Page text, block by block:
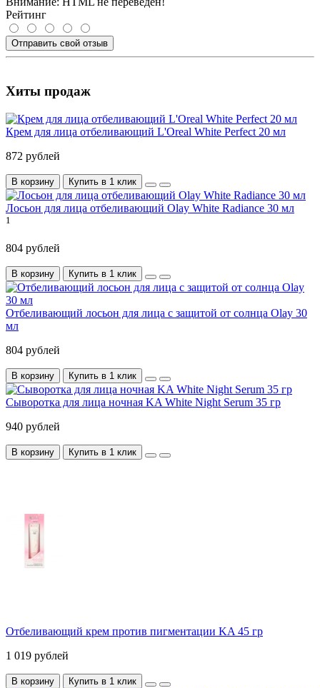
Рейтинг
Отправить свой отзыв
Хиты продаж
Крем для лица отбеливающий L'Oreal White Perfect 20 мл
872 рублей
В корзину Купить в 1 клик
Лосьон для лица отбеливающий Olay White Radiance 30 мл
1
804 рублей
В корзину Купить в 1 клик
Отбеливающий лосьон для лица с защитой от солнца Olay 30
мл
804 рублей
В корзину Купить в 1 клик
Сыворотка для лица ночная KA White Night Serum 35 гр
940 рублей
В корзину Купить в 1 клик
Отбеливающий крем против пигментации KA 45 гр
1 019 рублей
В корзину Купить в 1 клик